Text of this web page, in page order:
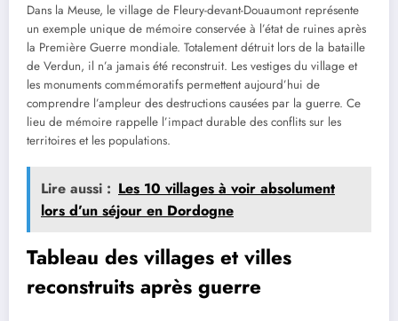
Dans la Meuse, le village de Fleury-devant-Douaumont représente
un exemple unique de mémoire conservée à l’état de ruines après
la Première Guerre mondiale. Totalement détruit lors de la bataille
de Verdun, il n’a jamais été reconstruit. Les vestiges du village et
les monuments commémoratifs permettent aujourd’hui de
comprendre l’ampleur des destructions causées par la guerre. Ce
lieu de mémoire rappelle l’impact durable des conflits sur les
territoires et les populations.
Lire aussi : Les 10 villages à voir absolument
lors d’un séjour en Dordogne
Tableau des villages et villes
reconstruits après guerre